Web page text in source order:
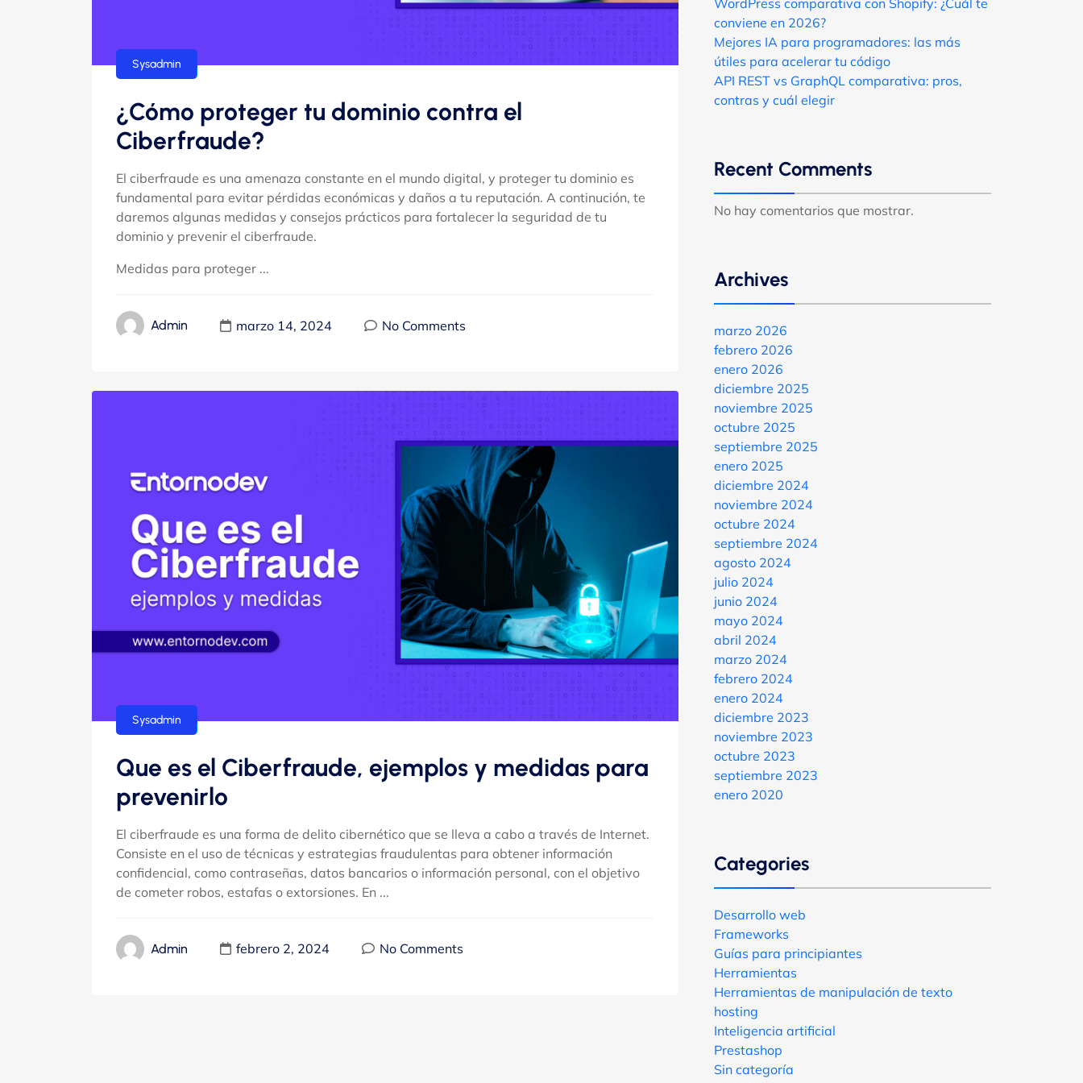
Sysadmin
¿Cómo proteger tu dominio contra el
Ciberfraude?
El ciberfraude es una amenaza constante en el mundo digital, y proteger tu dominio es
fundamental para evitar pérdidas económicas y daños a tu reputación. A continución, te
daremos algunas medidas y consejos prácticos para fortalecer la seguridad de tu
dominio y prevenir el ciberfraude.
Medidas para proteger ...
Admin marzo 14, 2024 No Comments
Sysadmin
Que es el Ciberfraude, ejemplos y medidas para
prevenirlo
El ciberfraude es una forma de delito cibernético que se lleva a cabo a través de Internet.
Consiste en el uso de técnicas y estrategias fraudulentas para obtener información
confidencial, como contraseñas, datos bancarios o información personal, con el objetivo
de cometer robos, estafas o extorsiones. En ...
Admin febrero 2, 2024 No Comments
WordPress comparativa con Shopify: ¿Cuál te
conviene en 2026?
Mejores IA para programadores: las más
útiles para acelerar tu código
API REST vs GraphQL comparativa: pros,
contras y cuál elegir
Recent Comments
No hay comentarios que mostrar.
Archives
marzo 2026
febrero 2026
enero 2026
diciembre 2025
noviembre 2025
octubre 2025
septiembre 2025
enero 2025
diciembre 2024
noviembre 2024
octubre 2024
septiembre 2024
agosto 2024
julio 2024
junio 2024
mayo 2024
abril 2024
marzo 2024
febrero 2024
enero 2024
diciembre 2023
noviembre 2023
octubre 2023
septiembre 2023
enero 2020
Categories
Desarrollo web
Frameworks
Guías para principiantes
Herramientas
Herramientas de manipulación de texto
hosting
Inteligencia artificial
Prestashop
Sin categoría